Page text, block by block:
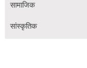
सामाजिक
सांस्कृतिक